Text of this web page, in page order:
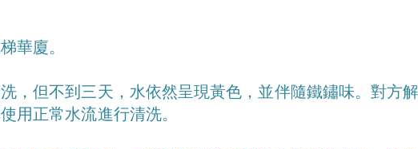
華廈。
，但不到三天，水依然呈現黃色，並伴隨鐵鏽味。對方
用正常水流進行清洗。